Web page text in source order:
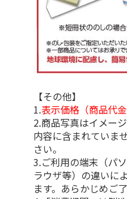
【その他】
1.表示価格（商品代
2.商品写真はイメー
内容に含まれていま
さい。
3.ご利用の端末（パ
ラウザ等）の違いに
ます。あらかじめご